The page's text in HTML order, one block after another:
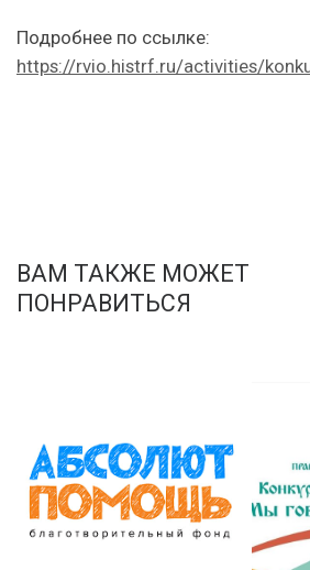
Подробнее по ссылке:
https://rvio.histrf.ru/activities/
ВАМ ТАКЖЕ МОЖЕТ
ПОНРАВИТЬСЯ